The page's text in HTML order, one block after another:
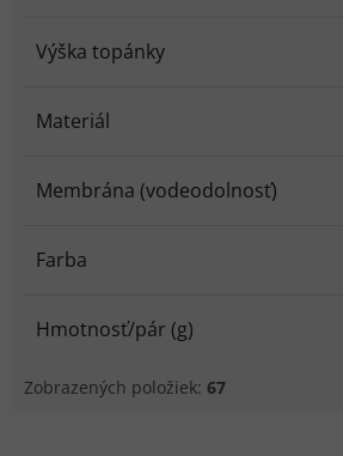
Výška topánky
Materiál
Membrána (vodeodolnosť)
Farba
Hmotnosť/pár (g)
Zobrazených položiek: 67